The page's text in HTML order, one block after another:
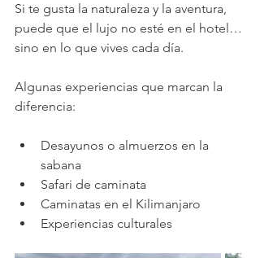
Si te gusta la naturaleza y la aventura,
puede que el lujo no esté en el hotel…
sino en lo que vives cada día.
Algunas experiencias que marcan la
diferencia:
Desayunos o almuerzos en la
sabana
Safari de caminata
Caminatas en el Kilimanjaro
Experiencias culturales